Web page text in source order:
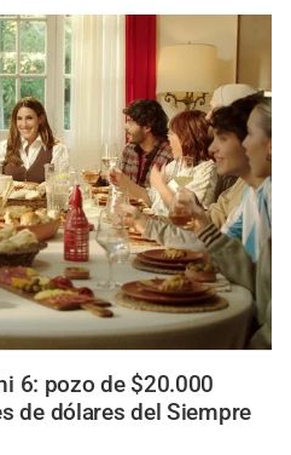
6: pozo de $20.000
de dólares del Siempre